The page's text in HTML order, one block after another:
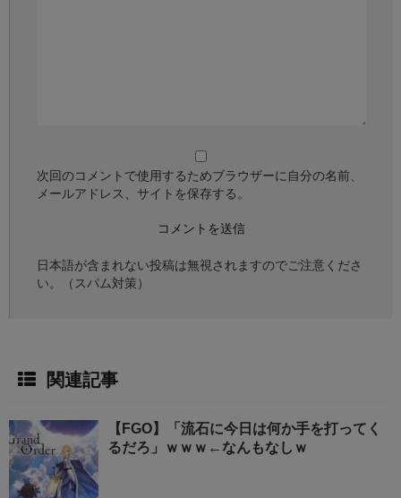
次回のコメントで使用するためブラウザーに自分の名前、
メールアドレス、サイトを保存する。
日本語が含まれない投稿は無視されますのでご注意くださ
い。（スパム対策）
関連記事
【FGO】「流石に今日は何か手を打ってく
るだろ」ｗｗｗ←なんもなしｗ